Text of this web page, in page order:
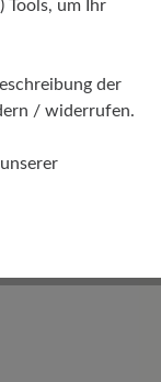
- für
Tools, um Ihr
der
/ widerrufen.